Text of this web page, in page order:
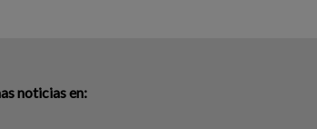
noticias en: